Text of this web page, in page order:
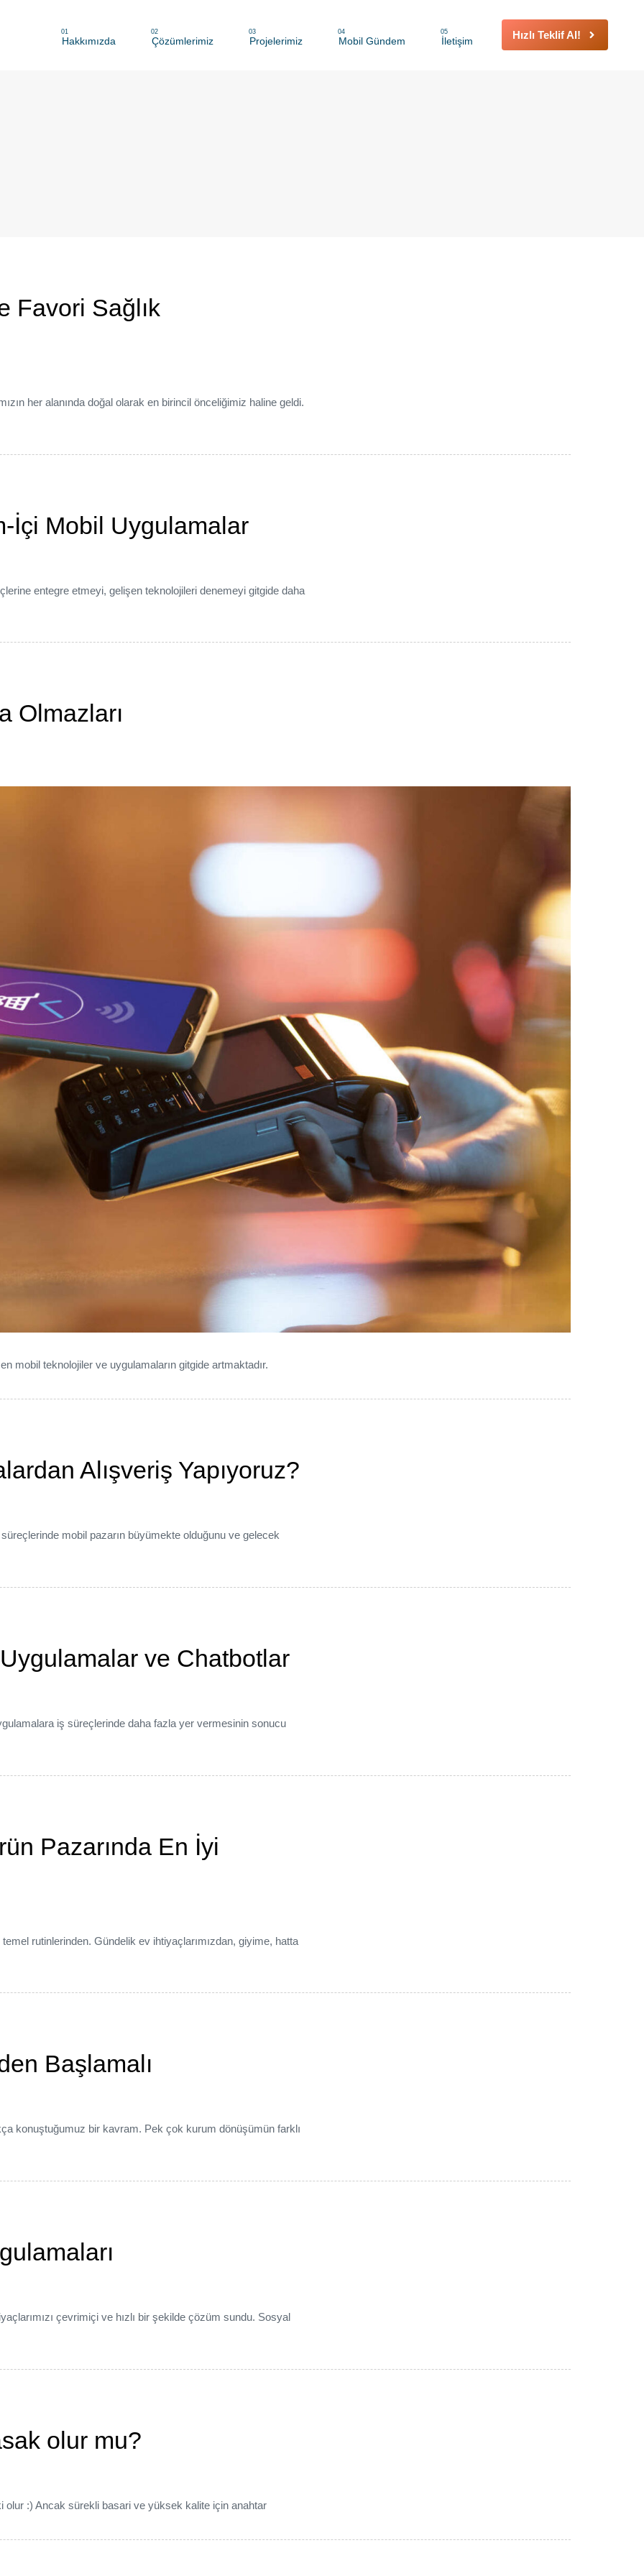
Hakkımızda
01
Çözümlerimiz
02
Projelerimiz
03
Mobil Gündem
04
İletişim
05 Hızlı Teklif Al!
Favori Sağlık
her alanında doğal olarak en birincil önceliğimiz haline geldi.
İçi Mobil Uygulamalar
entegre etmeyi, gelişen teknolojileri denemeyi gitgide daha
Olmazları
mobil teknolojiler ve uygulamaların gitgide artmaktadır.
Alışveriş Yapıyoruz?
mobil pazarın büyümekte olduğunu ve gelecek
ve Chatbotlar
iş süreçlerinde daha fazla yer vermesinin sonucu
Pazarında En İyi
rutinlerinden. Gündelik ev ihtiyaçlarımızdan, giyime, hatta
Başlamalı
konuştuğumuz bir kavram. Pek çok kurum dönüşümün farklı
çevrimiçi ve hızlı bir şekilde çözüm sundu. Sosyal
olur mu?
:) Ancak sürekli basari ve yüksek kalite için anahtar